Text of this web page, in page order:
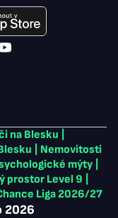
na Blesku
Nemovitosti
mýty
prostor Level 9
Liga 2026/27
2026